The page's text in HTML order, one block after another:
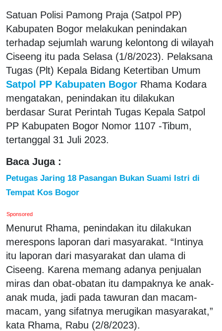
Satuan Polisi Pamong Praja (Satpol PP)
Kabupaten Bogor melakukan penindakan
terhadap sejumlah warung kelontong di wilayah
Ciseeng itu pada Selasa (1/8/2023). Pelaksana
Tugas (Plt) Kepala Bidang Ketertiban Umum
Satpol PP Kabupaten Bogor Rhama Kodara
mengatakan, penindakan itu dilakukan
berdasar Surat Perintah Tugas Kepala Satpol
PP Kabupaten Bogor Nomor 1107 -Tibum,
tertanggal 31 Juli 2023.
Baca Juga :
Petugas Jaring 18 Pasangan Bukan Suami Istri di
Tempat Kos Bogor
Sponsored
Menurut Rhama, penindakan itu dilakukan
merespons laporan dari masyarakat. “Intinya
itu laporan dari masyarakat dan ulama di
Ciseeng. Karena memang adanya penjualan
miras dan obat-obatan itu dampaknya ke anak-
anak muda, jadi pada tawuran dan macam-
macam, yang sifatnya merugikan masyarakat,”
kata Rhama, Rabu (2/8/2023).